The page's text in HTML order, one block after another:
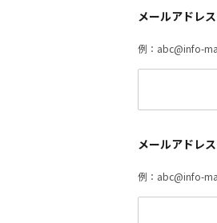
メールアドレス
例：abc@info-
メールアドレス
例：abc@info-